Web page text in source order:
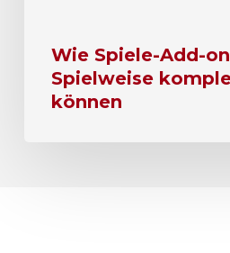
Wie Spiele-Add-
Spielweise
können